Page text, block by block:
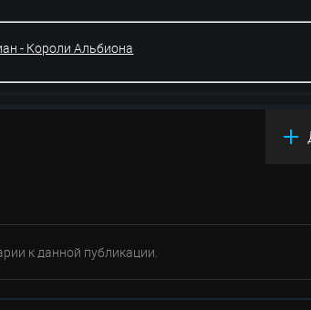
- Короли Альбиона
к данной публикации.